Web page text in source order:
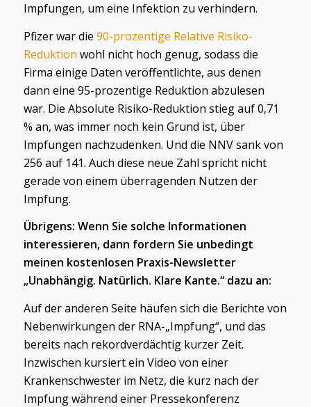
Impfungen, um eine Infektion zu verhindern.
Pfizer war die 90-prozentige Relative Risiko-
Reduktion wohl nicht hoch genug, sodass die
Firma einige Daten veröffentlichte, aus denen
dann eine 95-prozentige Reduktion abzulesen
war. Die Absolute Risiko-Reduktion stieg auf 0,71
% an, was immer noch kein Grund ist, über
Impfungen nachzudenken. Und die NNV sank von
256 auf 141. Auch diese neue Zahl spricht nicht
gerade von einem überragenden Nutzen der
Impfung.
Übrigens: Wenn Sie solche Informationen
interessieren, dann fordern Sie unbedingt
meinen kostenlosen Praxis-Newsletter
„Unabhängig. Natürlich. Klare Kante.“ dazu an:
Auf der anderen Seite häufen sich die Berichte von
Nebenwirkungen der RNA-„Impfung“, und das
bereits nach rekordverdächtig kurzer Zeit.
Inzwischen kursiert ein Video von einer
Krankenschwester im Netz, die kurz nach der
Impfung während einer Pressekonferenz